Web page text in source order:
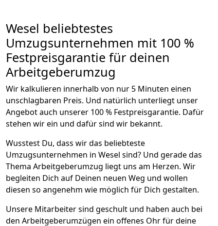
Wesel beliebtestes
Umzugsunternehmen mit 100 %
Festpreisgarantie für deinen
Arbeitgeberumzug
Wir kalkulieren innerhalb von nur 5 Minuten einen
unschlagbaren Preis. Und natürlich unterliegt unser
Angebot auch unserer 100 % Festpreisgarantie. Dafür
stehen wir ein und dafür sind wir bekannt.
Wusstest Du, dass wir das beliebteste
Umzugsunternehmen in Wesel sind? Und gerade das
Thema Arbeitgeberumzug liegt uns am Herzen. Wir
begleiten Dich auf Deinen neuen Weg und wollen
diesen so angenehm wie möglich für Dich gestalten.
Unsere Mitarbeiter sind geschult und haben auch bei
den Arbeitgeberumzügen ein offenes Ohr für deine